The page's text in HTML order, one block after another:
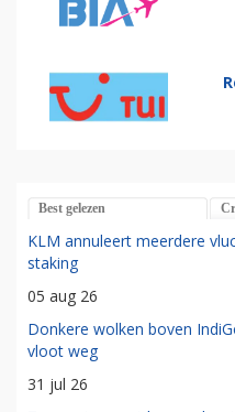
Best gelezen
KLM annuleert meerdere
staking
05 aug 26
Donkere wolken boven
vloot weg
31 jul 26